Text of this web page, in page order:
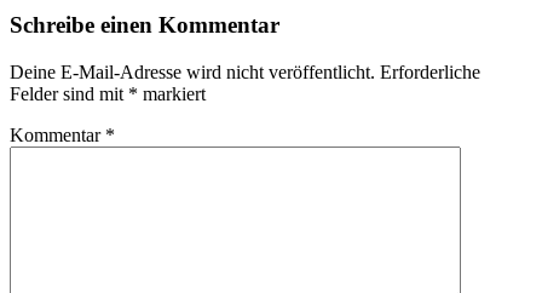
Schreibe einen Kommentar
Deine E-Mail-Adresse wird nicht veröffentlicht. Erforderliche
Felder sind mit * markiert
Kommentar *